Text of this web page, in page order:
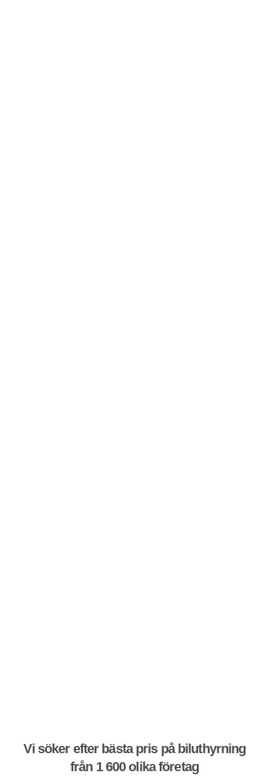
Vi söker efter bästa pris på biluthyrning
från 1 600 olika företag